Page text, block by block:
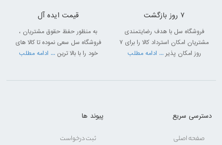
7 روز بازگشت
فروشگاه سل با هدف رضایتمندی
مشتریان امکان استرداد کالا را برای 7
روز امکان پذیر... ادامه مطلب
قیمت ایده آل
به منظور حفظ حقوق مشتریان ،
فروشگاه سل سعی نموده تا کالا های
خود را با بالا ترین ... ادامه مطلب
دسترسی سریع
صفحه اصلی
پیوند ها
ثبت درخواست